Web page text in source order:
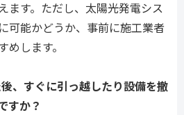
ます。ただし、太陽光発電シス
可能かどうか、事前に施工業者
します。
、すぐに引っ越したり設備を撤
すか？